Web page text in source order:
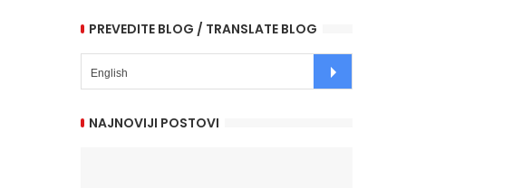
PREVEDITE BLOG / TRANSLATE BLOG
NAJNOVIJI POSTOVI